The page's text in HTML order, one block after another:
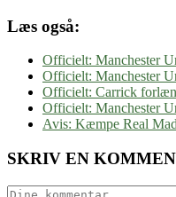
Læs også:
Officielt: Manchester
Officielt: Manchester
Officielt: Carrick
Officielt: Manchester
Avis: Kæmpe Real
SKRIV EN